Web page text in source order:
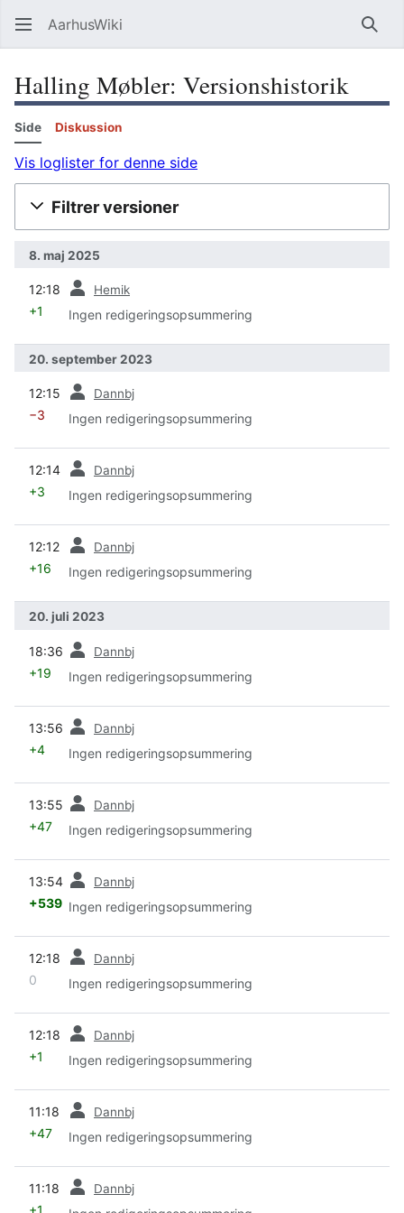
AarhusWiki Søg
Halling Møbler: Versionshistorik
Side Diskussion
Vis loglister for denne side
Filtrer versioner
8. maj 2025
12:18 Hemik
+1 Ingen redigeringsopsummering
20. september 2023
12:15 Dannbj
−3 Ingen redigeringsopsummering
12:14 Dannbj
+3 Ingen redigeringsopsummering
12:12 Dannbj
+16 Ingen redigeringsopsummering
20. juli 2023
18:36 Dannbj
+19 Ingen redigeringsopsummering
13:56 Dannbj
+4 Ingen redigeringsopsummering
13:55 Dannbj
+47 Ingen redigeringsopsummering
13:54 Dannbj
+539 Ingen redigeringsopsummering
12:18 Dannbj
0 Ingen redigeringsopsummering
12:18 Dannbj
+1 Ingen redigeringsopsummering
11:18 Dannbj
+47 Ingen redigeringsopsummering
11:18 Dannbj
+1